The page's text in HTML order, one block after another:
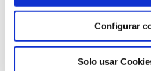
Configurar
Solo usar
MOSTRA ELS DETALLS
02/10/2018